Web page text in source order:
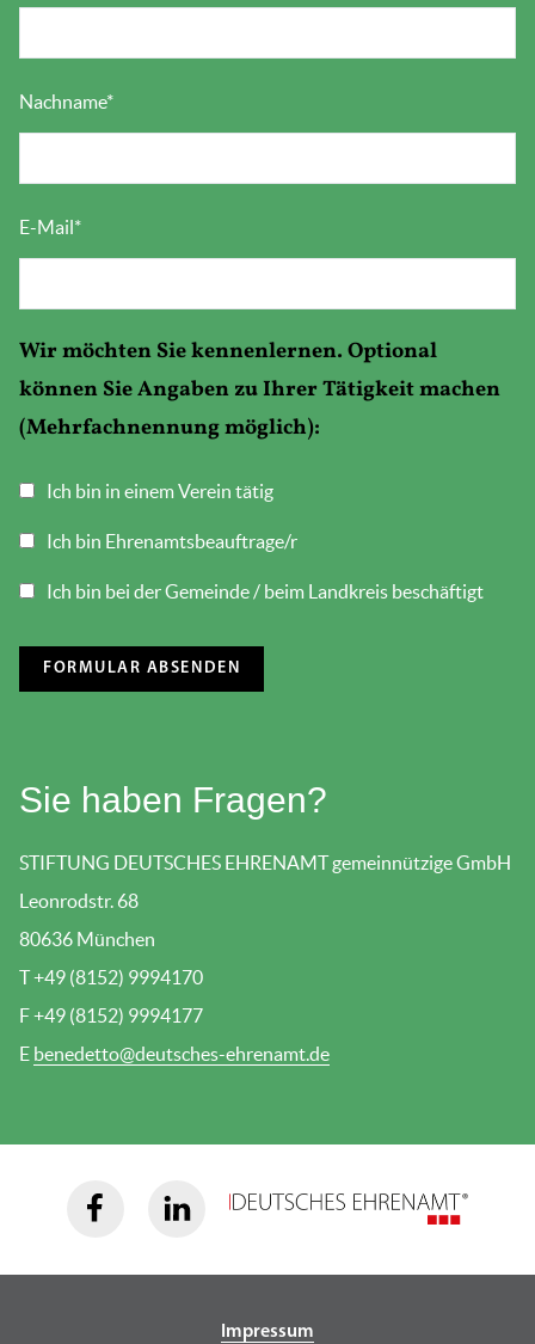
Nachname*
E-Mail *
Wir möchten Sie kennenlernen. Optional
können Sie Angaben zu Ihrer Tätigkeit machen
(Mehrfachnennung möglich):
Ich bin in einem Verein tätig
Ich bin Ehrenamtsbeauftrage/r
Ich bin bei der Gemeinde / beim Landkreis beschäftigt
Sie haben Fragen?
STIFTUNG DEUTSCHES EHRENAMT gemeinnützige GmbH
Leonrodstr. 68
80636 München
T +49 (8152) 9994170
F +49 (8152) 9994177
E benedetto@deutsches-ehrenamt.de
Impressum